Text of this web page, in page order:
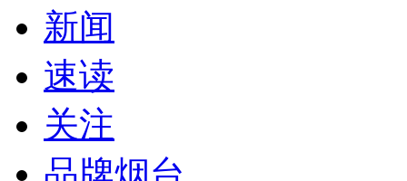
新闻
速读
关注
品牌烟台